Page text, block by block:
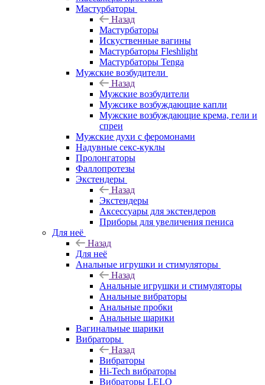
Мастурбаторы
Назад
Мастурбаторы
Искуственные вагины
Мастурбаторы Fleshlight
Мастурбаторы Tenga
Мужские возбудители
Назад
Мужские возбудители
Мужсике возбуждающие капли
Мужские возбуждающие крема, гели и
спреи
Мужские духи с феромонами
Надувные секс-куклы
Пролонгаторы
Фаллопротезы
Экстендеры
Назад
Экстендеры
Аксессуары для экстендеров
Приборы для увеличения пениса
Для неё
Назад
Для неё
Анальные игрушки и стимуляторы
Назад
Анальные игрушки и стимуляторы
Анальные вибраторы
Анальные пробки
Анальные шарики
Вагинальные шарики
Вибраторы
Назад
Вибраторы
Hi-Tech вибраторы
Вибраторы LELO